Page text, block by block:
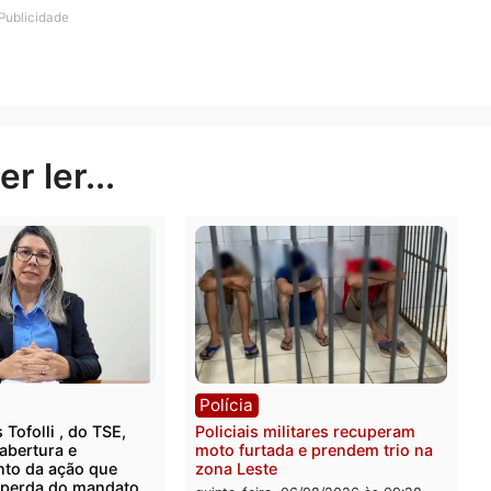
ser tratados com dignidade e respeito.
a qualidade do sistema de saúde de Porto Velho e
fica evidente a necessidade de ações
Velho.
Publicidade
ler...